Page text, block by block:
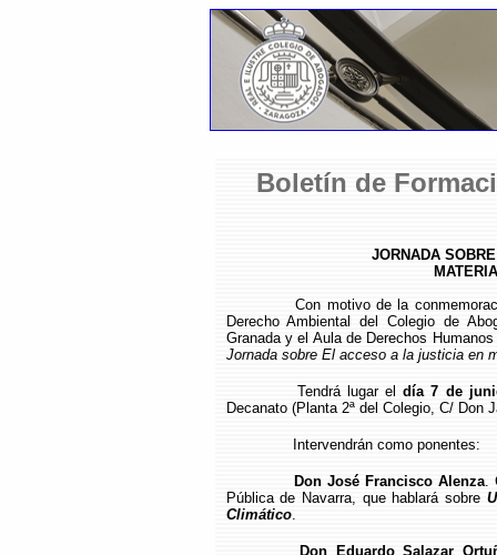
Boletín de
JORNADA
Con motivo de la
Derecho Ambiental del Colegio de
Granada y el Aula de Derechos
Jornada sobre El acceso a la justicia en
Tendrá lugar eldía 7 de
Decanato (Planta 2ª del Colegio, C/ Don
Intervendrán como ponentes:
Don José Francisco Alenza.
Pública de Navarra, que hablará sobre
Climático.
Don Eduardo Salazar